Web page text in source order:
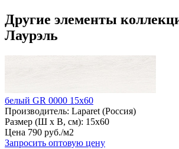
Другие элементы
Лаурэль
белый GR 0000 15х60
Производитель: Laparet (Россия)
Размер (Ш х В, см): 15х60
Цена 790 руб./м2
Запросить оптовую цену